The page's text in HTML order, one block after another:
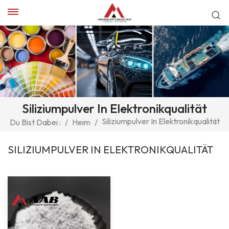
Siliziumpulver In Elektronikqualität
Du Bist Dabei : / Heim / Siliziumpulver In Elektronikqualität
SILIZIUMPULVER IN ELEKTRONIKQUALITÄT